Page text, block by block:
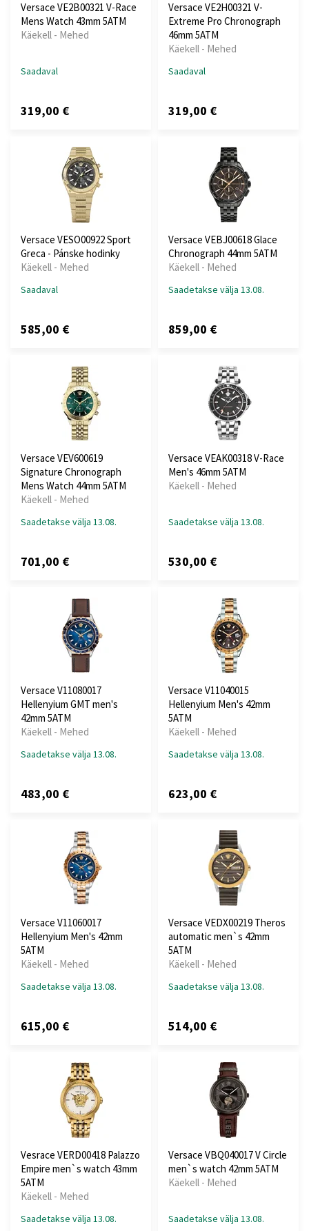
Versace VE2B00321 V-Race
Mens Watch 43mm 5ATM
Käekell - Mehed
Saadaval
319,00 €
Versace VE2H00321 V-
Extreme Pro Chronograph
46mm 5ATM
Käekell - Mehed
Saadaval
319,00 €
Versace VESO00922 Sport
Greca - Pánske hodinky
Käekell - Mehed
Saadaval
585,00 €
Versace VEBJ00618 Glace
Chronograph 44mm 5ATM
Käekell - Mehed
Saadetakse välja 13.08.
859,00 €
Versace VEV600619
Signature Chronograph
Mens Watch 44mm 5ATM
Käekell - Mehed
Saadetakse välja 13.08.
701,00 €
Versace VEAK00318 V-Race
Men's 46mm 5ATM
Käekell - Mehed
Saadetakse välja 13.08.
530,00 €
Versace V11080017
Hellenyium GMT men's
42mm 5ATM
Käekell - Mehed
Saadetakse välja 13.08.
483,00 €
Versace V11040015
Hellenyium Men's 42mm
5ATM
Käekell - Mehed
Saadetakse välja 13.08.
623,00 €
Versace V11060017
Hellenyium Men's 42mm
5ATM
Käekell - Mehed
Saadetakse välja 13.08.
615,00 €
Versace VEDX00219 Theros
automatic men`s 42mm
5ATM
Käekell - Mehed
Saadetakse välja 13.08.
514,00 €
Vesrace VERD00418 Palazzo
Empire men`s watch 43mm
5ATM
Käekell - Mehed
Saadetakse välja 13.08.
Versace VBQ040017 V Circle
men`s watch 42mm 5ATM
Käekell - Mehed
Saadetakse välja 13.08.